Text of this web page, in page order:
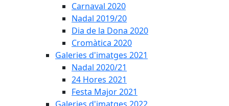
Carnaval 2020
Nadal 2019/20
Dia de la Dona 2020
Cromàtica 2020
Galeries d'imatges 2021
Nadal 2020/21
24 Hores 2021
Festa Major 2021